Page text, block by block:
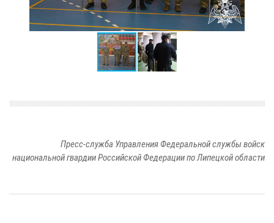
Пресс-служба Управления Федеральной службы войск
национальной гвардии Российской Федерации по Липецкой области